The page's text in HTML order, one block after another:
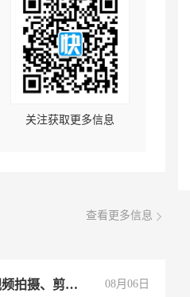
关注获取更多信息
查看更多信息
手机短视频拍摄、剪辑、抖音快手 08月06日